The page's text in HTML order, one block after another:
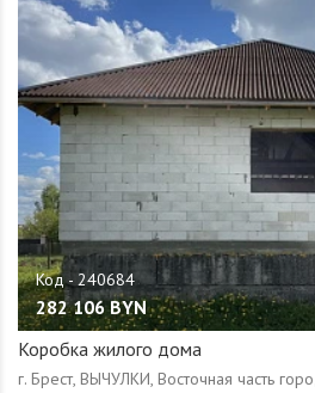
282 106 BYN
Коробка жилого дома